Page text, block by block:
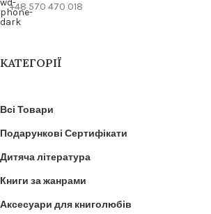
+48 570 470 018
КАТЕГОРІЇ
Всі Товари
Подарункові Сертифікати
Дитяча література
Книги за жанрами
Аксесуари для книголюбів